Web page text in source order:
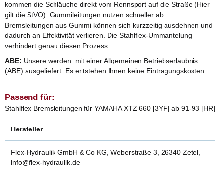
kommen die Schläuche direkt vom Rennsport auf die Straße (Hier
gilt die StVO). Gummileitungen nutzen schneller ab.
Bremsleitungen aus Gummi können sich kurzzeitig ausdehnen und
dadurch an Effektivität verlieren. Die Stahlflex-Ummantelung
verhindert genau diesen Prozess.
ABE: Unsere werden mit einer Allgemeinen Betriebserlaubnis
(ABE) ausgeliefert. Es entstehen Ihnen keine Eintragungskosten.
Passend für:
Stahlflex Bremsleitungen für YAMAHA XTZ 660 [3YF] ab 91-93 [HR]
Hersteller
Flex-Hydraulik GmbH & Co KG, Weberstraße 3, 26340 Zetel,
info@flex-hydraulik.de